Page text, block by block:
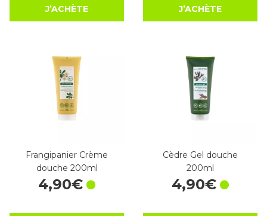
J’ACHÈTE J’ACHÈTE
Frangipanier Crème
douche 200ml
4,90€
Cèdre Gel douche
200ml
4,90€